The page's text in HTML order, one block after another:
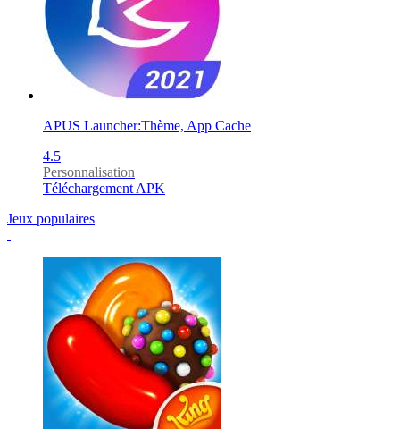
APUS Launcher:Thème, App Cache
4.5
Personnalisation
Téléchargement APK
Jeux populaires